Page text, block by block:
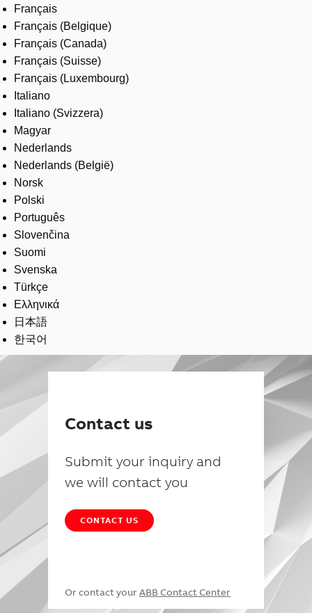
Français
Français (Belgique)
Français (Canada)
Français (Suisse)
Français (Luxembourg)
Italiano
Italiano (Svizzera)
Magyar
Nederlands
Nederlands (België)
Norsk
Polski
Português
Slovenčina
Suomi
Svenska
Türkçe
Ελληνικά
日本語
한국어
Contact us
Submit your inquiry and
we will contact you
CONTACT US
Or contact your ABB Contact Center